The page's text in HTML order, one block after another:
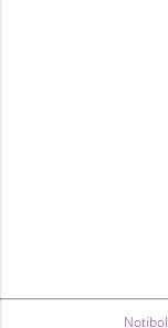
Notibol